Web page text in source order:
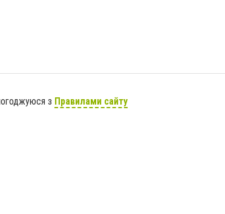
з Правилами сайту